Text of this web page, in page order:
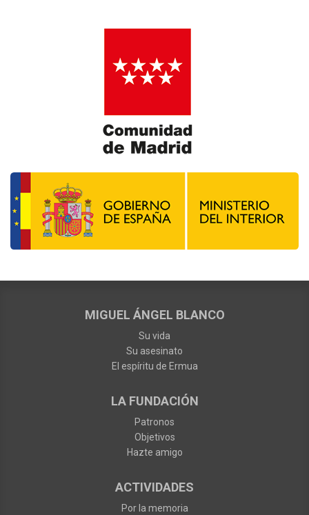
MIGUEL ÁNGEL BLANCO
Su vida
Su asesinato
El espíritu de Ermua
LA FUNDACIÓN
Patronos
Objetivos
Hazte amigo
ACTIVIDADES
Por la memoria